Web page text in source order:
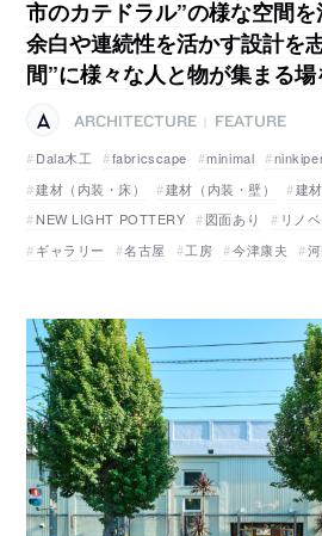
市のカテドラル”の様な空間
余白や連続性を活かす設計を
間”に様々な人と物が集まる場
ARCHITECTURE
FEATURE
Dala木工
fabricscape minimal
建材（内装・床）
建材（内装・壁）
建
NEW LIGHT POTTERY
図面あり リノ
ギャラリー
名古屋 工房 今津康夫